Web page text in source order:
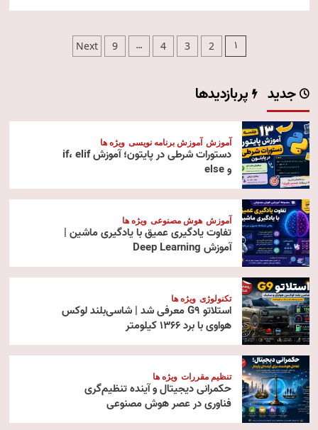
صفحه‌بندی
1
2
3
4
…
9
Next
جدید پربازدیدها
آموزش آموزش برنامه نویسی ویژه ها
دستورات شرطی در پایتون؛ آموزش if، elif
و else
آموزش هوش مصنوعی ویژه ها
تفاوت یادگیری عمیق با یادگیری ماشین |
آموزش Deep Learning
تکنولوژی ویژه ها
استلاتو G9 معرفی شد | شاسی‌بلند لوکس
هواوی با برد ۱۳۶۶ کیلومتر
تنظیم مقررات ویژه ها
حکمرانی دیجیتال و آینده تنظیم‌گری
فناوری در عصر هوش مصنوعی